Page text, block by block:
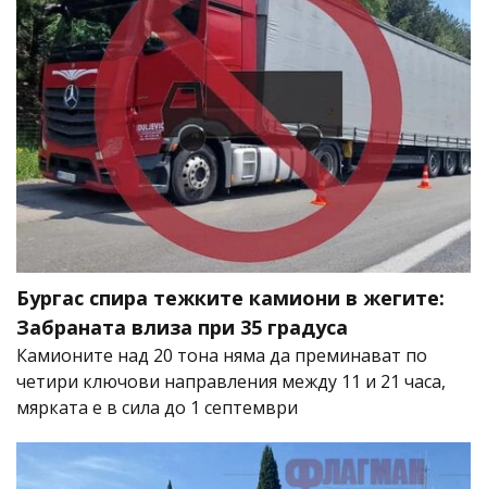
Бургас спира тежките камиони в жегите:
Забраната влиза при 35 градуса
Камионите над 20 тона няма да преминават по
четири ключови направления между 11 и 21 часа,
мярката е в сила до 1 септември